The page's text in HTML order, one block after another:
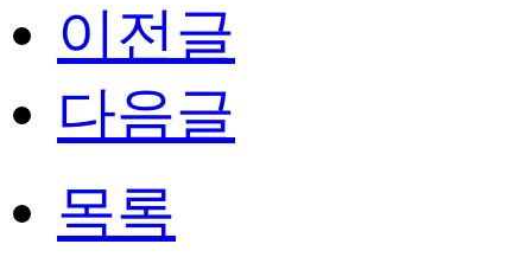
이전글
다음글
목록